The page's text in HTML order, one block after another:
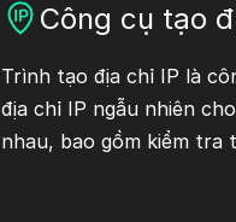
Công cụ tạo
Trình tạo địa chỉ IP là
địa chỉ IP ngẫu nhiên
nhau, bao gồm kiểm tra